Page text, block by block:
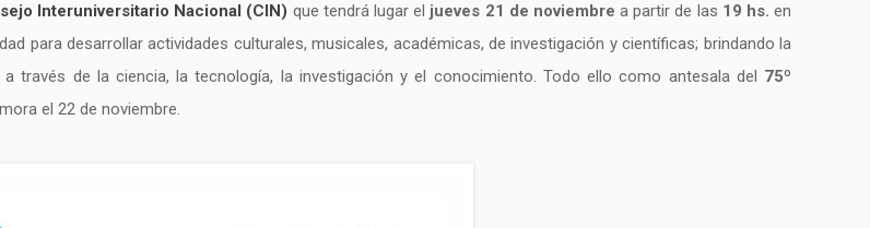
Interuniversitario Nacional (CIN) que tendrá lugar el jueves 21 de noviembre a partir de las 19 hs. en
para desarrollar actividades culturales, musicales, académicas, de investigación y científicas; brindando la
través de la ciencia, la tecnología, la investigación y el conocimiento. Todo ello como antesala del 75º
el 22 de noviembre.